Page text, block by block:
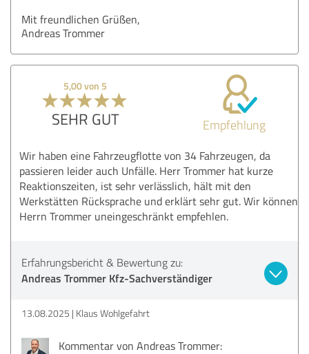
Mit freundlichen Grüßen,
Andreas Trommer
5,00 von 5
SEHR GUT Empfehlung
Wir haben eine Fahrzeugflotte von 34 Fahrzeugen, da
passieren leider auch Unfälle. Herr Trommer hat kurze
Reaktionszeiten, ist sehr verlässlich, hält mit den
Werkstätten Rücksprache und erklärt sehr gut. Wir können
Herrn Trommer uneingeschränkt empfehlen.
Erfahrungsbericht & Bewertung zu:
Andreas Trommer Kfz-Sachverständiger
13.08.2025 Klaus Wohlgefahrt
Kommentar von Andreas Trommer: